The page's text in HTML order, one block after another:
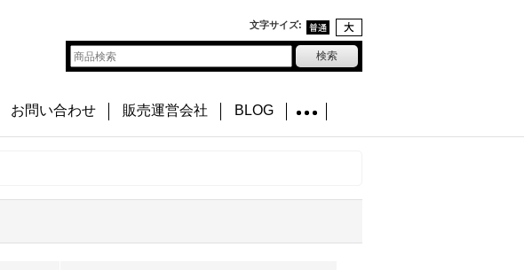
文字サイズ:
お問い合わせ 販売運営会社 BLOG